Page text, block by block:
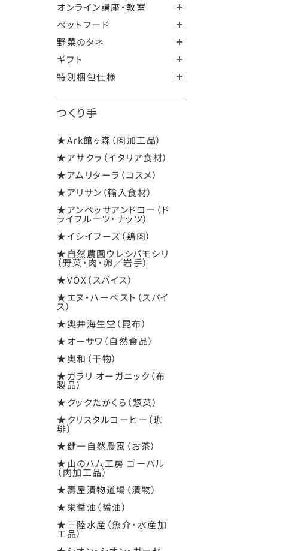
オンライン講座・教室
ペットフード
野菜のタネ
ギフト
特別梱包仕様
つくり手
★Ark館ヶ森（肉加工品）
★アサクラ（イタリア食材）
★アムリターラ（コスメ）
★アリサン（輸入食材）
★アンベッサアンドコー（ド
ライフルーツ・ナッツ）
★イシイフーズ（鶏肉）
★自然農園ウレシパモシリ
（野菜・肉・卵／岩手）
★VOX（スパイス）
★エヌ・ハーベスト（スパイ
ス）
★奥井海生堂（昆布）
★オーサワ（自然食品）
★奥和（干物）
★ガラリ オーガニック（布
製品）
★クックたかくら（惣菜）
★クリスタルコーヒー（珈
琲）
★健一自然農園（お茶）
★山のハム工房 ゴーバル
（肉加工品）
★壽屋漬物道場（漬物）
★栄醤油（醤油）
★三陸水産（魚介・水産加
工品）